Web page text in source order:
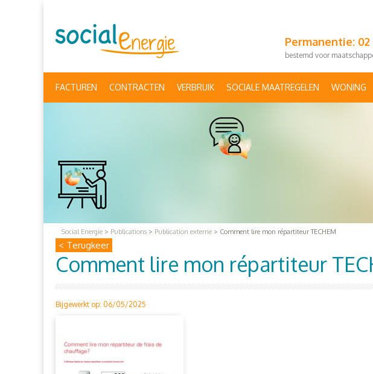
Permanentie:
bestemd voor
FACTUREN CONTRACTEN VERBRUIK SOCIALE MAATREGELEN WONING
Social Energie > Publications > Publication externe > Comment lire mon répartiteur TECHEM
< Terugkeer
Comment lire mon répartiteur
Bijgewerkt op: 06/05/2025